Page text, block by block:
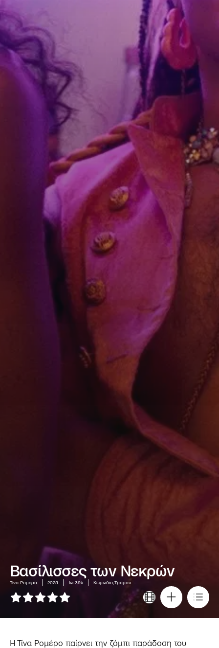
Βασίλισσες των Νεκρών
Τίνα Ρομέρο 2025 1ώ 39λ Κωμωδία, Τρόμου
Η Τίνα Ρομέρο παίρνει την ζόμπι παράδοση του